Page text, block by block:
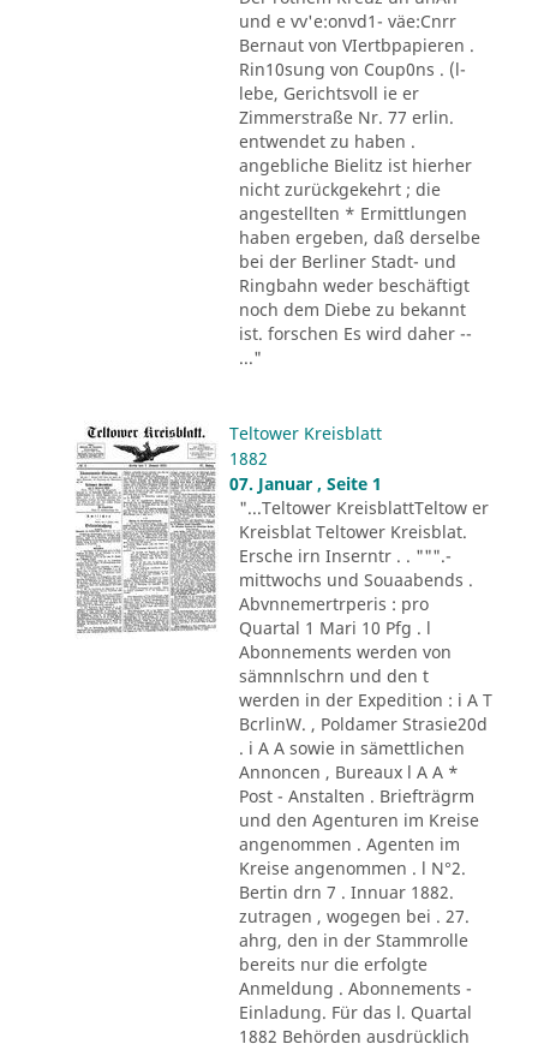
und e vv'e:onvd1- väe:Cnrr
Bernaut von VIertbpapieren .
Rin10sung von Coup0ns . (l-
lebe, Gerichtsvoll ie er
Zimmerstraße Nr. 77 erlin.
entwendet zu haben .
angebliche Bielitz ist hierher
nicht zurückgekehrt ; die
angestellten * Ermittlungen
haben ergeben, daß derselbe
bei der Berliner Stadt- und
Ringbahn weder beschäftigt
noch dem Diebe zu bekannt
ist. forschen Es wird daher --
..."
Teltower Kreisblatt
1882
07. Januar , Seite 1
"...Teltower KreisblattTeltow er
Kreisblat Teltower Kreisblat.
Ersche irn Inserntr . . """.-
mittwochs und Souaabends .
Abvnnemertrperis : pro
Quartal 1 Mari 10 Pfg . l
Abonnements werden von
sämnnlschrn und den t
werden in der Expedition : i A T
BcrlinW. , Poldamer Strasie20d
. i A A sowie in sämettlichen
Annoncen , Bureaux l A A *
Post - Anstalten . Briefträgrm
und den Agenturen im Kreise
angenommen . Agenten im
Kreise angenommen . l N°2.
Bertin drn 7 . Innuar 1882.
zutragen , wogegen bei . 27.
ahrg, den in der Stammrolle
bereits nur die erfolgte
Anmeldung . Abonnements -
Einladung. Für das l. Quartal
1882 Behörden ausdrücklich